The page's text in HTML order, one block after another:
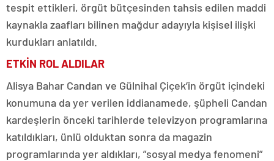
tespit ettikleri, örgüt bütçesinden tahsis edilen maddi
kaynakla zaafları bilinen mağdur adayıyla kişisel ilişki
kurdukları anlatıldı.
ETKİN ROL ALDILAR
Alisya Bahar Candan ve Gülnihal Çiçek’in örgüt içindeki
konumuna da yer verilen iddianamede, şüpheli Candan
kardeşlerin önceki tarihlerde televizyon programlarına
katıldıkları, ünlü olduktan sonra da magazin
programlarında yer aldıkları, ”sosyal medya fenomeni”